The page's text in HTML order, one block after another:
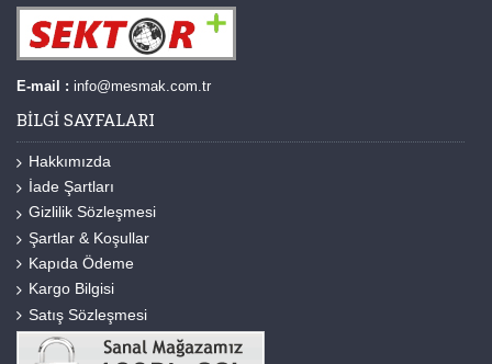
E-mail : info@mesmak.com.tr
BILGI SAYFALARI
Hakkımızda
İade Şartları
Gizlilik Sözleşmesi
Şartlar & Koşullar
Kapıda Ödeme
Kargo Bilgisi
Satış Sözleşmesi